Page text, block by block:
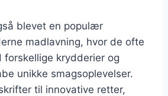
blevet en populær
madlavning, hvor de ofte
forskellige krydderier og
unikke smagsoplevelser.
til innovative retter,